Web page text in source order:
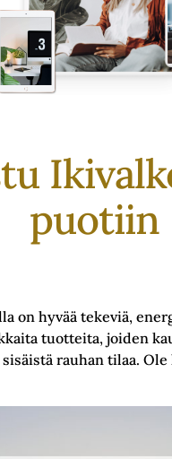
puotiin
on hyvää tekeviä,
tuotteita, joiden
rauhan tilaa. Ole